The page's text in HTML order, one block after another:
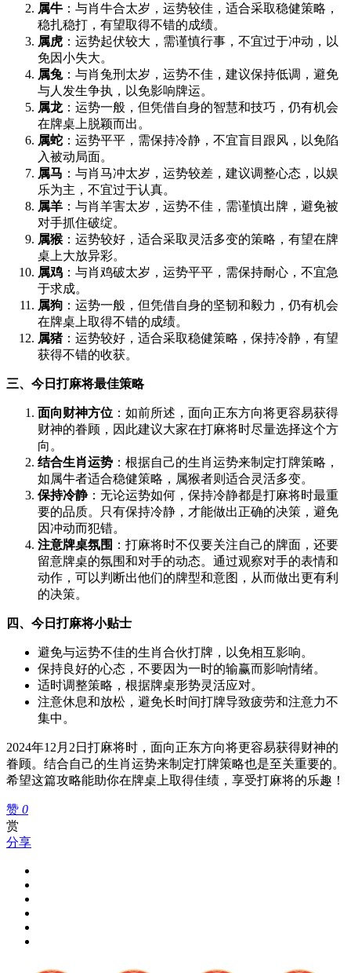
属牛 ：与肖牛合太岁，运势较佳，适合采取稳健策略，
稳扎稳打，有望取得不错的成绩。
属虎 ：运势起伏较大，需谨慎行事，不宜过于冲动，以
免因小失大。
属兔：与肖兔刑太岁，运势不佳，建议保持低调，避免
与人发生争执，以免影响牌运。
属龙：运势一般，但凭借自身的智慧和技巧，仍有机会
在牌桌上脱颖而出。
属蛇 ：运势平平，需保持冷静，不宜盲目跟风，以免陷
入被动局面。
属马 ：与肖马冲太岁，运势较差，建议调整心态，以娱
乐为主，不宜过于认真。
属羊 ：与肖羊害太岁，运势不佳，需谨慎出牌，避免被
对手抓住破绽。
属猴 ：运势较好，适合采取灵活多变的策略，有望在牌
桌上大放异彩。
属鸡 ：与肖鸡破太岁，运势平平，需保持耐心，不宜急
于求成。
属狗 ：运势一般，但凭借自身的坚韧和毅力，仍有机会
在牌桌上取得不错的成绩。
属猪：运势较好，适合采取稳健策略，保持冷静，有望
获得不错的收获。
三、今日打麻将最佳策略
面向财神方位 ：如前所述，面向正东方向将更容易获得
财神的眷顾，因此建议大家在打麻将时尽量选择这个方
向。
结合生肖运势 ：根据自己的生肖运势来制定打牌策略，
如属牛者适合稳健策略，属猴者则适合灵活多变。
保持冷静：无论运势如何，保持冷静都是打麻将时最重
要的品质。只有保持冷静，才能做出正确的决策，避免
因冲动而犯错。
注意牌桌氛围 ：打麻将时不仅要关注自己的牌面，还要
留意牌桌的氛围和对手的动态。通过观察对手的表情和
动作，可以判断出他们的牌型和意图，从而做出更有利
的决策。
四、今日打麻将小贴士
避免与运势不佳的生肖合伙打牌，以免相互影响。
保持良好的心态，不要因为一时的输赢而影响情绪。
适时调整策略，根据牌桌形势灵活应对。
注意休息和放松，避免长时间打牌导致疲劳和注意力不
集中。
2024年12月2日打麻将时，面向正东方向将更容易获得财神的
眷顾。结合自己的生肖运势来制定打牌策略也是至关重要的。
希望这篇攻略能助你在牌桌上取得佳绩，享受打麻将的乐趣！
赞 0
赏
分享